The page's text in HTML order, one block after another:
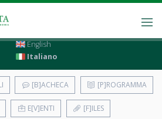
English
Italiano
[B]ACHECA [P]ROGRAMMA
E[V]ENTI [F]ILES